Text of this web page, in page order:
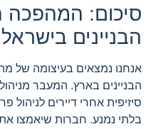
סיכום: המהפכה
הבניינים בישראל
אנחנו נמצאים בעיצומה של
הבניינים בארץ. המעבר
סיזיפית אחרי דיירים לניהול
בלתי נמנע. חברות שיאמצו את